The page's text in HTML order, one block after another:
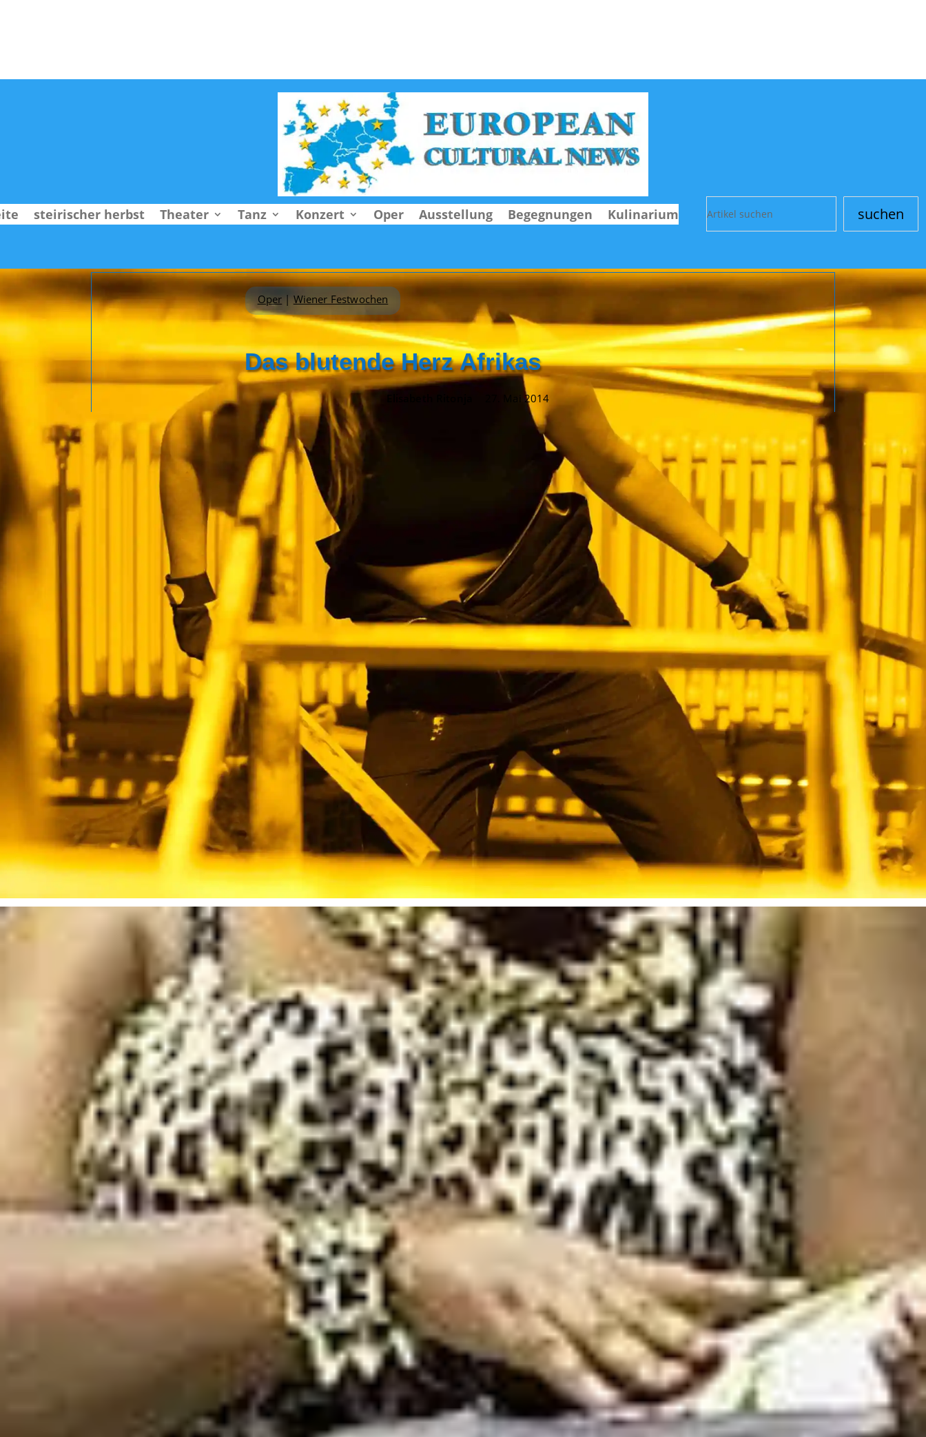
steirischer herbst Theater Tanz Konzert Oper Ausstellung Begegnungen Kulinarium suchen
Oper |Wiener Festwochen
Das blutende Herz Afrikas
27. Mai 2014